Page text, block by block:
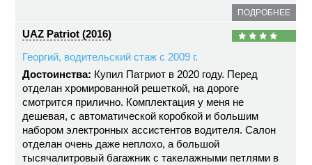
ПОДРОБНЕЕ
UAZ Patriot (2016)
Георгий, водительский стаж с 2009 г.
Достоинства: Купил Патриот в 2020 году. Перед
отделан хромированной решеткой, на дороге
смотрится прилично. Комплектация у меня не
дешевая, с автоматической коробкой и большим
набором электронных ассистентов водителя. Салон
отделан очень даже неплохо, а большой
тысячалитровый багажник с такелажными петлями в